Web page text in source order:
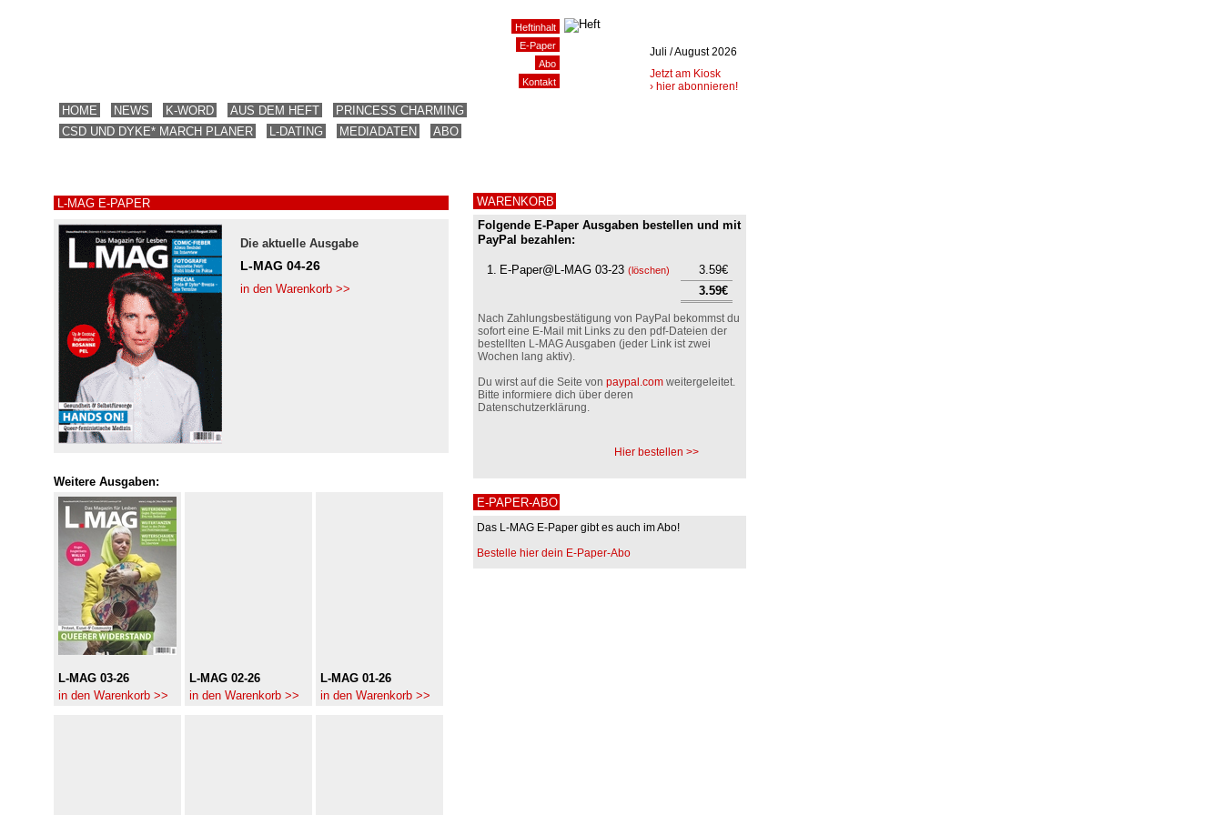
HOME NEWS K-WORD AUS DEM HEFT
PRINCESS CHARMING
CSD UND DYKE* MARCH PLANER
L-DATING MEDIADATEN ABO
L-MAG E-PAPER
Die aktuelle Ausgabe
L-MAG 04-26
in den Warenkorb >>
Weitere Ausgaben:
L-MAG 03-26
in den Warenkorb >>
L-MAG 02-26
in den Warenkorb >>
L-MAG 01-26
in den Warenkorb >>
WARENKORB
Folgende E-Paper Ausgaben bestellen und mit
PayPal bezahlen:
1. E-Paper@L-MAG 03-23 (löschen)
3.59€
3.59€
Nach Zahlungsbestätigung von PayPal bekommst du
sofort eine E-Mail mit Links zu den pdf-Dateien der
bestellten L-MAG Ausgaben (jeder Link ist zwei
Wochen lang aktiv).
Du wirst auf die Seite von paypal.com weitergeleitet.
Bitte informiere dich über deren
Datenschutzerklärung.
Hier bestellen >>
E-PAPER-ABO
Das L-MAG E-Paper gibt es auch im Abo!
Bestelle hier dein E-Paper-Abo
Heftinhalt
E-Paper
Abo
Kontakt
Juli / August 2026
Jetzt am Kiosk
› hier abonnieren!